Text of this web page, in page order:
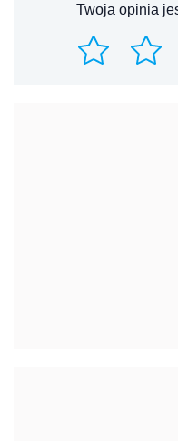
Twoja opinia